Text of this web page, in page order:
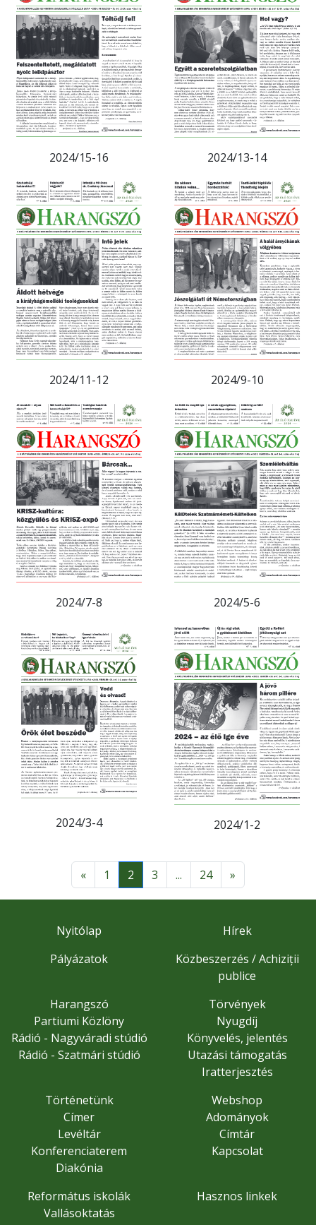
2024/15-16 2024/13-14
2024/11-12 2024/9-10
2024/7-8 2024/5-6
2024/3-4 2024/1-2
« 1 2 3 ... 24 »
Nyitólap
Hírek
Pályázatok
Közbeszerzés / Achiziții
publice
Harangszó
Partiumi Közlöny
Rádió - Nagyváradi stúdió
Rádió - Szatmári stúdió
Törvények
Nyugdíj
Könyvelés, jelentés
Utazási támogatás
Iratterjesztés
Történetünk
Címer
Levéltár
Konferenciaterem
Diakónia
Webshop
Adományok
Címtár
Kapcsolat
Református iskolák
Vallásoktatás
Hasznos linkek